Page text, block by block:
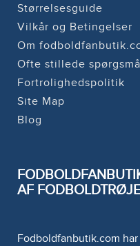
Størrelsesguide
Vilkår og Betingelser
Om
Ofte stillede
Fortrolighedspolitik
Site Map
Blog
AF
Fodboldfanbutik.com